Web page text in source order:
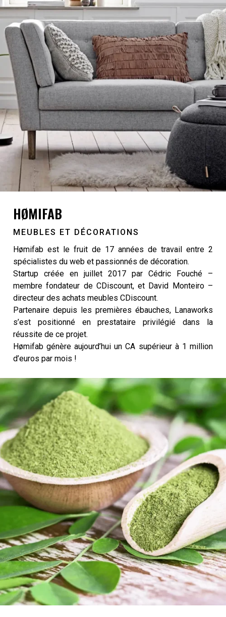
HØMIFAB
MEUBLES ET DÉCORATIONS
Hømifab est le fruit de 17 années de travail entre 2
spécialistes du web et passionnés de décoration.
Startup créée en juillet 2017 par Cédric Fouché –
membre fondateur de CDiscount, et David Monteiro –
directeur des achats meubles CDiscount.
Partenaire depuis les premières ébauches, Lanaworks
s’est positionné en prestataire privilégié dans la
réussite de ce projet.
Hømifab génère aujourd’hui un CA supérieur à 1 million
d’euros par mois !